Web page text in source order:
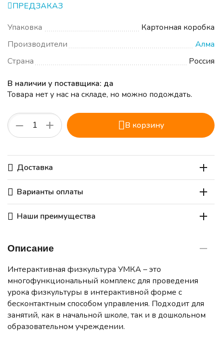
ПРЕДЗАКАЗ
Упаковка
Картонная коробка
Производители
Алма
Страна
Россия
В наличии у поставщика: да
Товара нет у нас на складе, но можно подождать.
+
− В корзину
Доставка
Варианты оплаты
Наши преимущества
Описание
Интерактивная физкультура УМКА – это
многофункциональный комплекс для проведения
урока физкультуры в интерактивной форме с
бесконтактным способом управления. Подходит для
занятий, как в начальной школе, так и в дошкольном
образовательном учреждении.